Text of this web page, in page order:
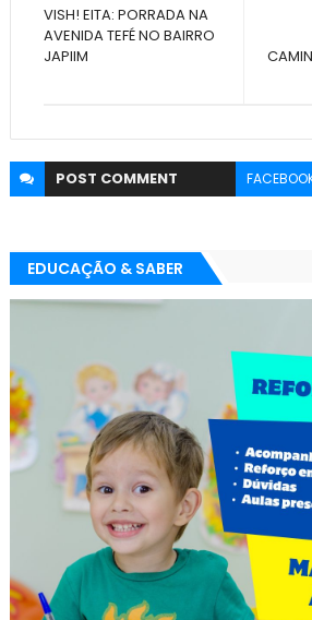
VISH! EITA: PORRADA NA
AVENIDA TEFÉ NO BAIRRO
JAPIIM
POST COMMENT
EDUCAÇÃO & SABER